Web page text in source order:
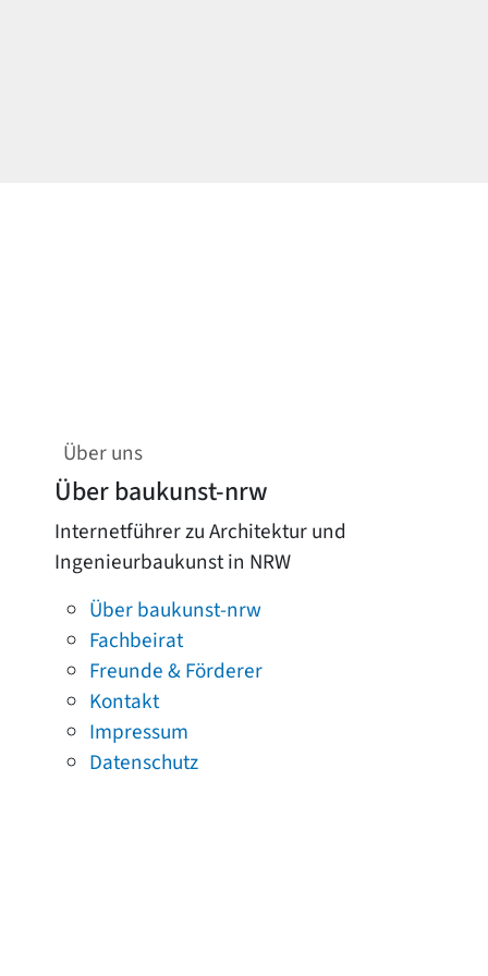
Über uns
Über baukunst-nrw
Internetführer zu Architektur und
Ingenieurbaukunst in NRW
Über baukunst-nrw
Fachbeirat
Freunde & Förderer
Kontakt
Impressum
Datenschutz